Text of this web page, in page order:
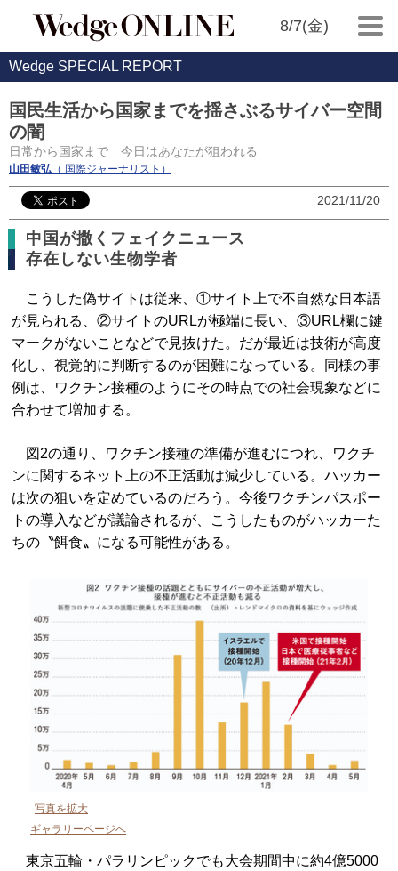
8/7(金)
Wedge SPECIAL REPORT
国民生活から国家までを揺さぶるサイバー空間
の闇
日常から国家まで 今日はあなたが狙われる
山田敏弘 （ 国際ジャーナリスト）
2021/11/20
中国が撒くフェイクニュース
存在しない生物学者
こうした偽サイトは従来、①サイト上で不自然な日本語
が見られる、②サイトのURLが極端に長い、③URL欄に鍵
マークがないことなどで見抜けた。だが最近は技術が高度
化し、視覚的に判断するのが困難になっている。同様の事
例は、ワクチン接種のようにその時点での社会現象などに
合わせて増加する。
図2の通り、ワクチン接種の準備が進むにつれ、ワクチ
ンに関するネット上の不正活動は減少している。ハッカー
は次の狙いを定めているのだろう。今後ワクチンパスポー
トの導入などが議論されるが、こうしたものがハッカーた
ちの〝餌食〟になる可能性がある。
写真を拡大
ギャラリーページへ
東京五輪・パラリンピックでも大会期間中に約4億5000